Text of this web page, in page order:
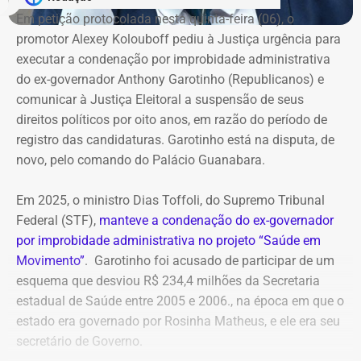
Em petição protocolada nesta quinta-feira (06), o
promotor Alexey Kolouboff pediu à Justiça urgência para
executar a condenação por improbidade administrativa
do ex-governador Anthony Garotinho (Republicanos) e
comunicar à Justiça Eleitoral a suspensão de seus
direitos políticos por oito anos, em razão do período de
registro das candidaturas. Garotinho está na disputa, de
novo, pelo comando do Palácio Guanabara.
Em 2025, o ministro Dias Toffoli, do Supremo Tribunal
Federal (STF), manteve a condenação do ex-governador
por improbidade administrativa no projeto “Saúde em
Movimento”. Garotinho foi acusado de participar de um
esquema que desviou R$ 234,4 milhões da Secretaria
estadual de Saúde entre 2005 e 2006., na época em que o
estado era governado por Rosinha Matheus, e ele era seu
secretário de Governo.